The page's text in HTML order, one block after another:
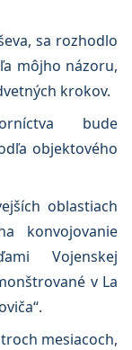
sa rozhodlo
môjho názoru,
krokov.
bude
objektového
oblastiach
konvojovanie
Vojenskej
v La
mesiacoch,